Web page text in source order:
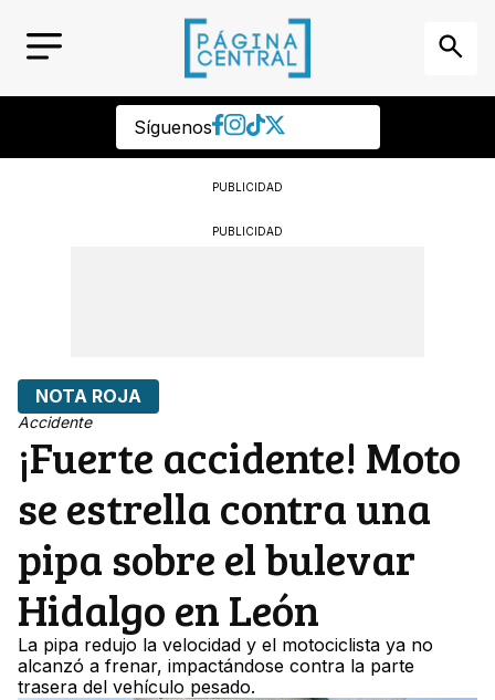
Síguenos
PUBLICIDAD
PUBLICIDAD
NOTA ROJA
Accidente
¡Fuerte accidente! Moto
se estrella contra una
pipa sobre el bulevar
Hidalgo en León
La pipa redujo la velocidad y el motociclista ya no
alcanzó a frenar, impactándose contra la parte
trasera del vehículo pesado.